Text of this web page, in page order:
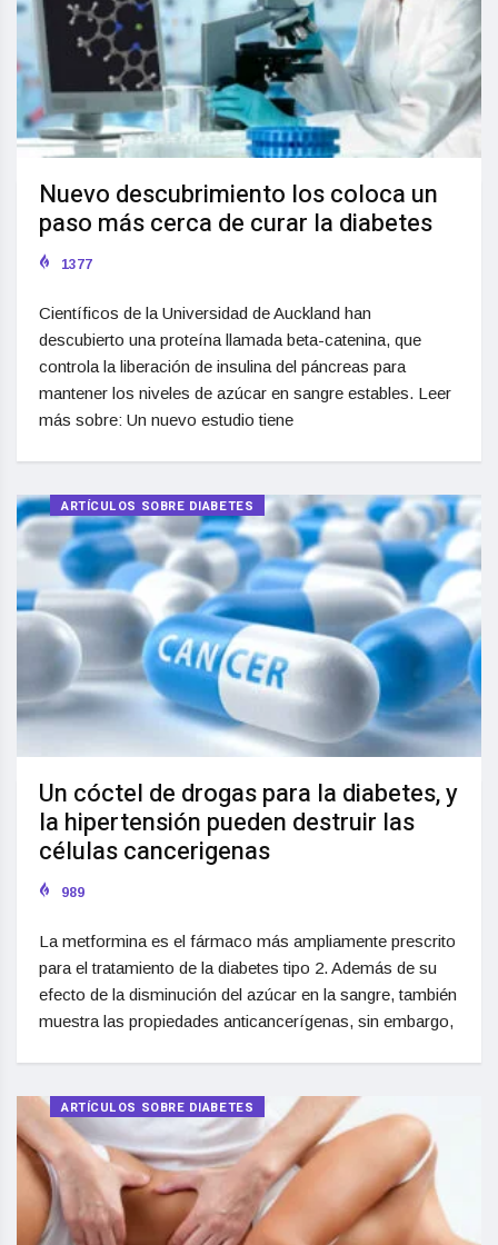
Nuevo descubrimiento los coloca un
paso más cerca de curar la diabetes
1377
Científicos de la Universidad de Auckland han
descubierto una proteína llamada beta-catenina, que
controla la liberación de insulina del páncreas para
mantener los niveles de azúcar en sangre estables. Leer
más sobre: Un nuevo estudio tiene
ARTÍCULOS SOBRE DIABETES
Un cóctel de drogas para la diabetes, y
la hipertensión pueden destruir las
células cancerigenas
989
La metformina es el fármaco más ampliamente prescrito
para el tratamiento de la diabetes tipo 2. Además de su
efecto de la disminución del azúcar en la sangre, también
muestra las propiedades anticancerígenas, sin embargo,
ARTÍCULOS SOBRE DIABETES